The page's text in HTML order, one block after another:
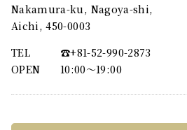
Nakamura-ku, Nagoya-shi,
Aichi, 450-0003
TEL
☎︎+81-52-990-2873
OPEN
10:00〜19:00